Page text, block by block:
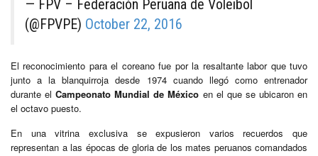
— FPV – Federación Peruana de Voleibol
(@FPVPE) October 22, 2016
El reconocimiento para el coreano fue por la resaltante labor que tuvo
junto a la blanquirroja desde 1974 cuando llegó como entrenador
durante elCampeonato Mundial de México en el que se ubicaron en
el octavo puesto.
En una vitrina exclusiva se expusieron varios recuerdos que
representan a las épocas de gloria de los mates peruanos comandados